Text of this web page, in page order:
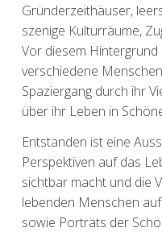
Gründerzeithäuser,
szenige Kulturräume,
Vor diesem
verschiedene
Spaziergang durch ihr
über ihr Leben in
Entstanden ist eine
Perspektiven auf das
sichtbar macht und die
lebenden Menschen
sowie Porträts der